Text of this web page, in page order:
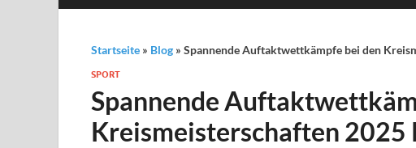
Startseite » Blog » Spannende Auftaktwettkämpfe bei den
SPORT
Spannende
Kreismeisterschaften 2025